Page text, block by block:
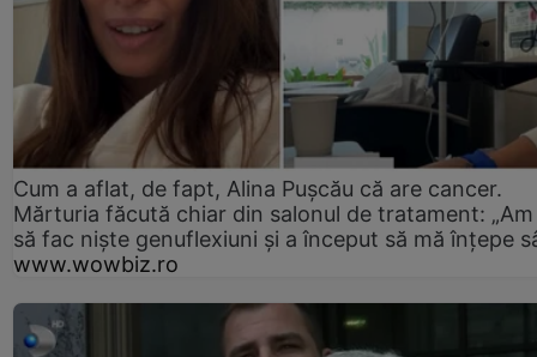
Cum a aflat, de fapt, Alina Pușcău că are cancer.
Mărturia făcută chiar din salonul de tratament:
să fac niște genuflexiuni și a început să mă înțepe
www.wowbiz.ro